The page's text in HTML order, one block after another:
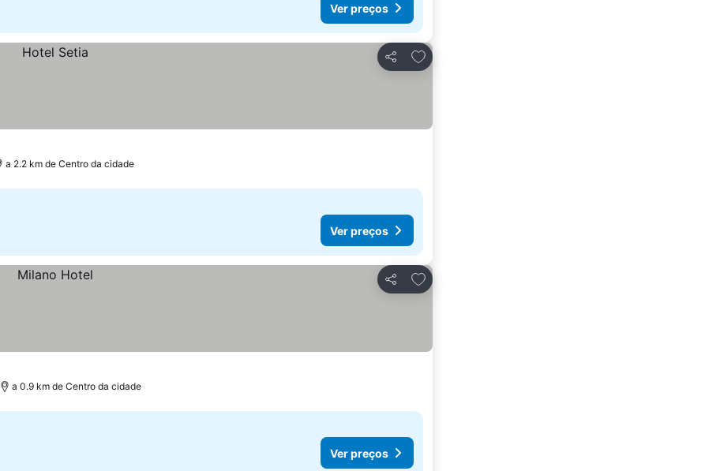
Ver preços
Partilhar
Adicionar aos favoritos
a 2.2 km de Centro da cidade
Ver preços
Partilhar
Adicionar aos favoritos
a 0.9 km de Centro da cidade
Ver preços